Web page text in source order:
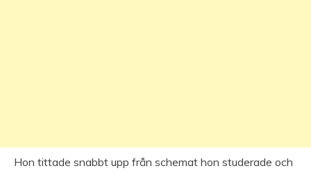
Hon tittade snabbt upp från schemat hon studerade och